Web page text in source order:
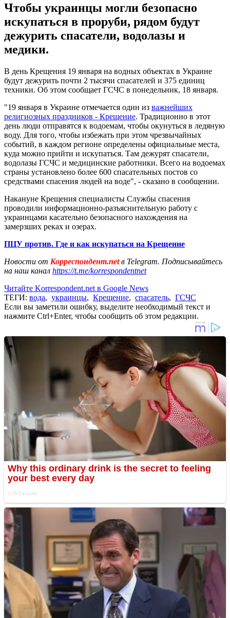
Чтобы украинцы могли безопасно
искупаться в проруби, рядом будут
дежурить спасатели, водолазы и
медики.
В день Крещения 19 января на водных объектах в Украине
будут дежурить почти 2 тысячи спасателей и 375 единиц
техники. Об этом сообщает ГСЧС в понедельник, 18 января.
"19 января в Украине отмечается один из важнейших
религиозных праздников - Крещение. Традиционно в этот
день люди отправятся к водоемам, чтобы окунуться в ледяную
воду. Для того, чтобы избежать при этом чрезвычайных
событий, в каждом регионе определены официальные места,
куда можно прийти и искупаться. Там дежурят спасатели,
водолазы ГСЧС и медицинские работники. Всего на водоемах
страны установлено более 600 спасательных постов со
средствами спасения людей на воде", - сказано в сообщении.
Накануне Крещения специалисты Службы спасения
проводили информационно-разъяснительную работу с
украинцами касательно безопасного нахождения на
замерзших реках и озерах.
ПЦУ против. Где и как искупаться на Крещение
Новости от Корреспондент.netв Telegram. Подписывайтесь
на наш канал https://t.me/korrespondentnet
Читайте Korrespondent.net в Google News
ТЕГИ: вода, украинцы, Крещение, спасатель, ГСЧС
Если вы заметили ошибку, выделите необходимый текст и
нажмите Ctrl+Enter, чтобы сообщить об этом редакции.